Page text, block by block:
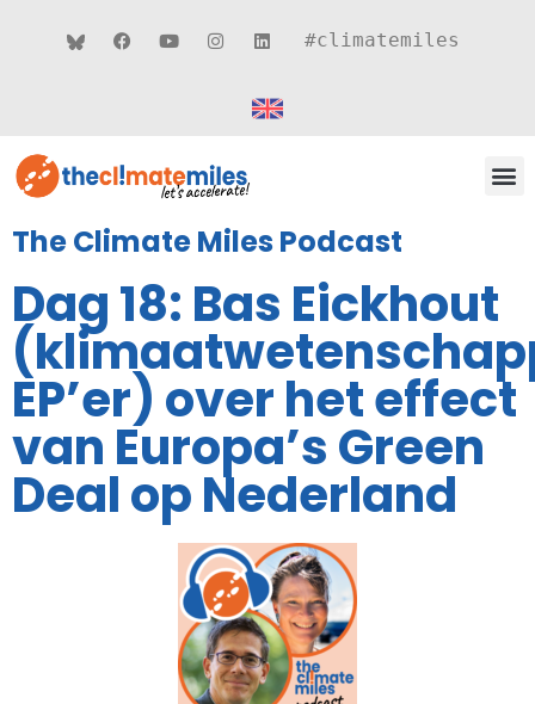
#climatemiles
The Climate Miles Podcast
Dag 18: Bas Eickhout
EP’er) over het effect
van Europa’s Green
Deal op Nederland